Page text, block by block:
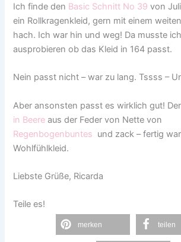
Ich finde den Basic Schnitt No 39 von
ein Rollkragenkleid, gern mit einem
hach. Ich war hin und weg! Da musste
ausprobieren ob das Kleid in 164 passt.
Nein passt nicht – war zu lang. Tssss –
Aber ansonsten passt es wirklich gut!
in Beere aus der Feder von Nette von
Regenbogenbuntes und zack – fertig
Wohlfühlkleid.
Liebste Grüße, Ricarda
Teile es!
merken teilen